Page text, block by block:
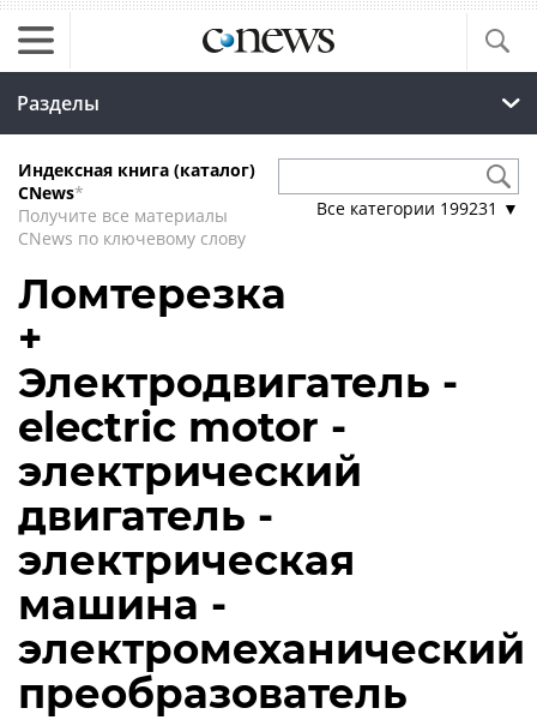
Разделы
Индексная книга (каталог)
CNews*
Получите все материалы
CNews по ключевому слову
Все категории 199231 ▼
Ломтерезка
+
Электродвигатель -
electric motor -
электрический
двигатель -
электрическая
машина -
электромеханический
преобразователь